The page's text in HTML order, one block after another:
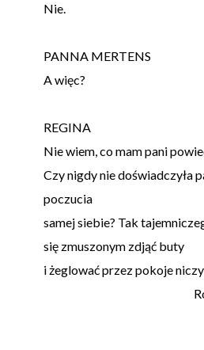
Nie.
PANNA MERTENS
A więc?
REGINA
Nie wiem, co mam pani
Czy nigdy nie doświadczyła
poczucia
samej siebie? Tak
się zmuszonym zdjąć buty
i żeglować przez pokoje